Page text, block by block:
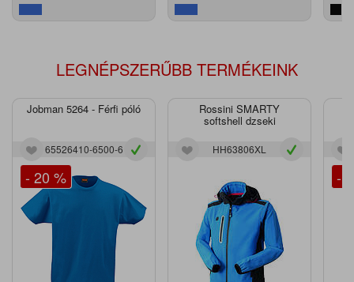
LEGNÉPSZERŰBB TERMÉKEINK
Jobman 5264 - Férfi póló
65526410-6500-6
- 20 %
Rossini SMARTY
softshell dzseki
HH63806XL
-